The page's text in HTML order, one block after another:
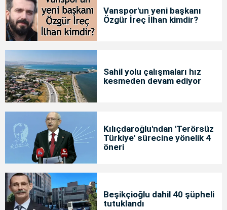
Vanspor'un yeni başkanı
Özgür İreç İlhan kimdir?
Sahil yolu çalışmaları hız
kesmeden devam ediyor
Kılıçdaroğlu'ndan 'Terörsüz
Türkiye' sürecine yönelik 4
öneri
Beşikçioğlu dahil 40 şüpheli
tutuklandı